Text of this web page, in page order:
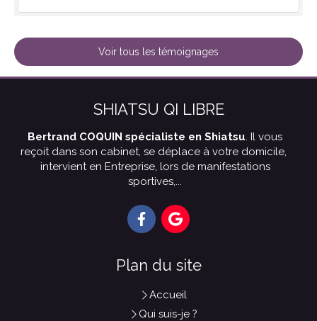
Voir tous les témoignages
SHIATSU QI LIBRE
Bertrand COQUIN spécialiste en Shiatsu . Il vous
reçoit dans son cabinet, se déplace à votre domicile,
intervient en Entreprise, lors de manifestations
sportives,...
Plan du site
Accueil
Qui suis-je ?